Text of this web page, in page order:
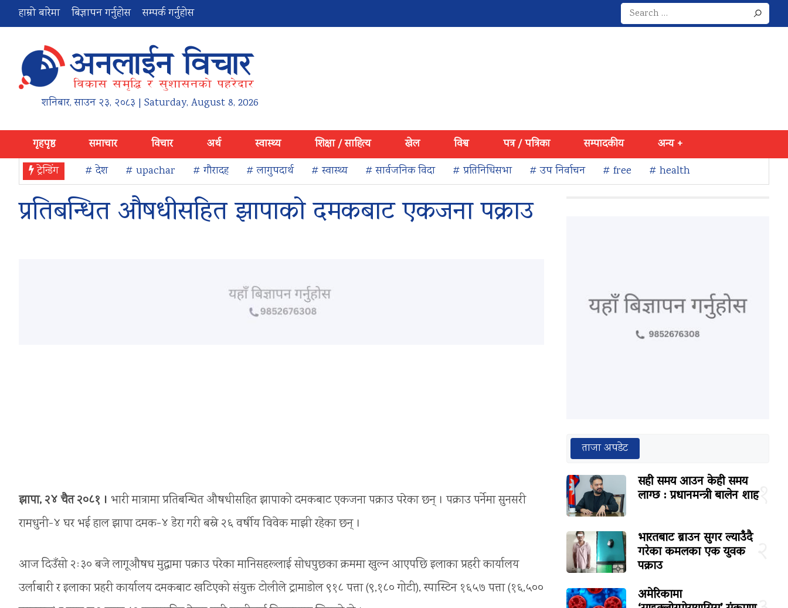
हाम्रो बारेमा बिज्ञापन गर्नुहोस सम्पर्क गर्नुहोस
Search
for:
शनिबार,साउन २३, २०८३ | Saturday, August 8, 2026
गृहपृष्ठ समाचार विचार अर्थ स्वास्थ्य शिक्षा / साहित्य खेल विश्व पत्र / पत्रिका सम्पादकीय
अन्य +
ट्रेन्डिंग
# देश # upachar # गौरादह # लागुपदार्थ # स्वास्थ्य # सार्वजनिक विदा # प्रतिनिधिसभा # उप निर्वाचन # free # health
प्रतिबन्धित औषधीसहित झापाको दमकबाट एकजना पक्राउ
झापा, २४ चैत २०८१ । भारी मात्रामा प्रतिबन्धित औषधीसहित झापाको दमकबाट एकजना पक्राउ परेका छन् । पक्राउ पर्नेमा सुनसरी
रामधुनी-४ घर भई हाल झापा दमक-४ डेरा गरी बस्ने २६ वर्षीय विवेक माझी रहेका छन् ।
आज दिउँसो २ः३० बजे लागूऔषध मुद्धामा पक्राउ परेका मानिसहरूलाई सोधपुछका क्रममा खुल्न आएपछि इलाका प्रहरी कार्यालय
उर्लाबारी र इलाका प्रहरी कार्यालय दमकबाट खटिएको संयुक्त टोलीले ट्रामाडोल ९१८ पत्ता (९,१८० गोटी), स्पास्टिन १६५७ पत्ता (१६,५००
ताजा अपडेट
१
सही समय आउन केही समय
लाग्छ : प्रधानमन्त्री बालेन शाह
भारतबाट ब्राउन सुगर ल्याउँदै
गरेका कमलका एक युवक
पक्राउ
अमेरिकामा